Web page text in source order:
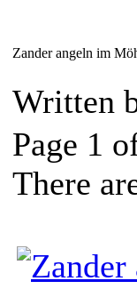
Zander angeln im
Written
Page 1
There